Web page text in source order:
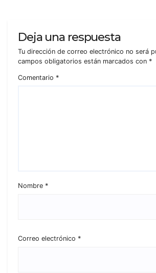
Deja una respuesta
Tu dirección de correo electrónico no será
campos obligatorios están marcados con *
Comentario *
Nombre *
Correo electrónico *